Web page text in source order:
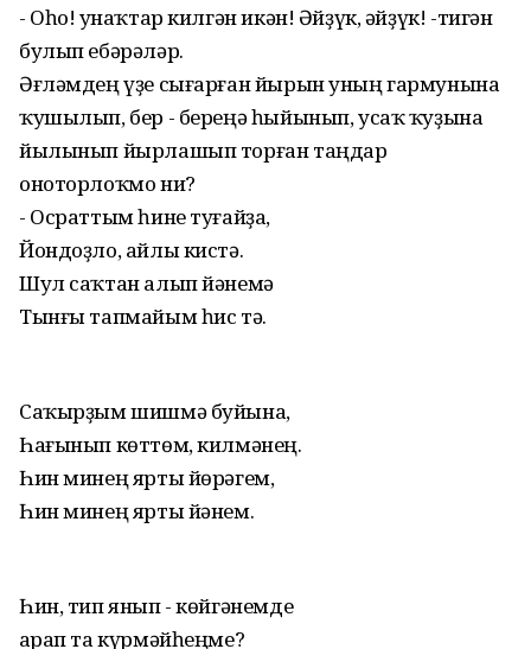
- Оһо! Ҡунаҡтар килгән икән! Әйҙүк, әйҙүк! -тигән
булып ебәрәләр.
Әғләмдең үҙе сығарған йырын уның гармунына
ҡушылып, бер - береңә һыйынып, усаҡ ҡуҙына
йылынып йырлашып торған таңдар
оноторлоҡмо ни?
- Осраттым һине туғайҙа,
Йондоҙло, айлы кистә.
Шул саҡтан алып йәнемә
Тынғы тапмайым һис тә.
Саҡырҙым шишмә буйына,
Һағынып көттөм, килмәнең.
Һин минең ярты йөрәгем,
Һин минең ярты йәнем.
Һин, тип янып - көйгәнемде
Ҡарап та күрмәйһеңме?